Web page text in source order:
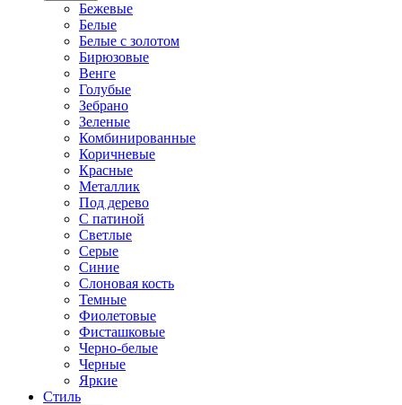
Бежевые
Белые
Белые с золотом
Бирюзовые
Венге
Голубые
Зебрано
Зеленые
Комбинированные
Коричневые
Красные
Металлик
Под дерево
С патиной
Светлые
Серые
Синие
Слоновая кость
Темные
Фиолетовые
Фисташковые
Черно-белые
Черные
Яркие
Стиль